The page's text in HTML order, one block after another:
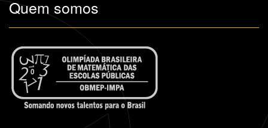
Quem somos